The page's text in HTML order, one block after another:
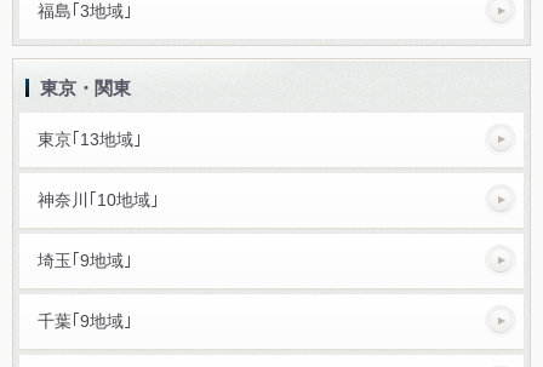
福島｢3地域｣
東京・関東
東京｢13地域｣
神奈川｢10地域｣
埼玉｢9地域｣
千葉｢9地域｣